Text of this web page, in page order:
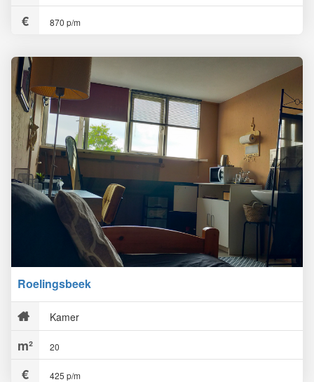
870 p/m
Roelingsbeek
Kamer
20
425 p/m